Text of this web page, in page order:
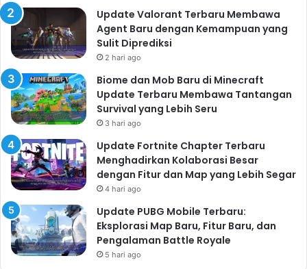
Update Valorant Terbaru Membawa
Agent Baru dengan Kemampuan yang
Sulit Diprediksi
2 hari ago
Biome dan Mob Baru di Minecraft
Update Terbaru Membawa Tantangan
Survival yang Lebih Seru
3 hari ago
Update Fortnite Chapter Terbaru
Menghadirkan Kolaborasi Besar
dengan Fitur dan Map yang Lebih Segar
4 hari ago
Update PUBG Mobile Terbaru:
Eksplorasi Map Baru, Fitur Baru, dan
Pengalaman Battle Royale
5 hari ago